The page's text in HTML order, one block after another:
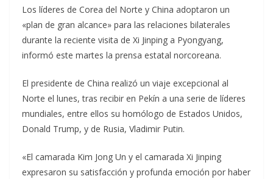
Los líderes de Corea del Norte y China adoptaron un
«plan de gran alcance» para las relaciones bilaterales
durante la reciente visita de Xi Jinping a Pyongyang,
informó este martes la prensa estatal norcoreana.
El presidente de China realizó un viaje excepcional al
Norte el lunes, tras recibir en Pekín a una serie de líderes
mundiales, entre ellos su homólogo de Estados Unidos,
Donald Trump, y de Rusia, Vladimir Putin.
«El camarada Kim Jong Un y el camarada Xi Jinping
expresaron su satisfacción y profunda emoción por haber